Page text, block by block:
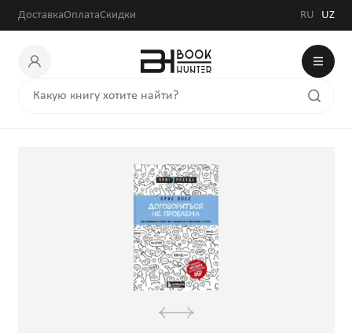
ДоставкаОплатаСкидки RU UZ